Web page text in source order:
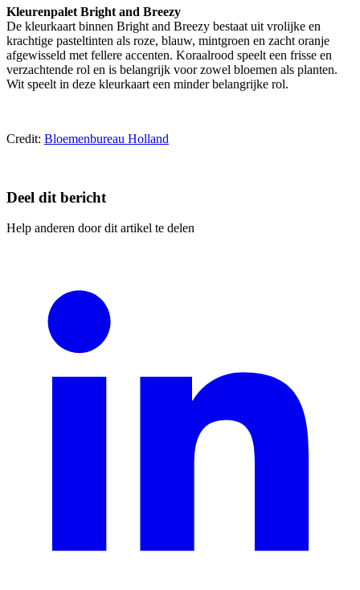
Kleurenpalet Bright and Breezy
De kleurkaart binnen Bright and Breezy bestaat uit vrolijke en
krachtige pasteltinten als roze, blauw, mintgroen en zacht oranje
afgewisseld met fellere accenten. Koraalrood speelt een frisse en
verzachtende rol en is belangrijk voor zowel bloemen als planten.
Wit speelt in deze kleurkaart een minder belangrijke rol.
Credit: Bloemenbureau Holland
Deel dit bericht
Help anderen door dit artikel te delen